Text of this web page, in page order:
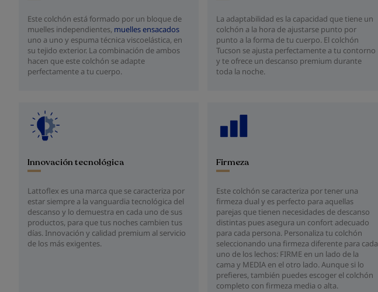
Este colchón está formado por un bloque de
muelles independientes, muelles ensacados
uno a uno y espuma técnica viscoelástica, en
su tejido exterior. La combinación de ambos
hacen que este colchón se adapte
perfectamente a tu cuerpo.
La adaptabilidad es la capacidad que tiene un
colchón a la hora de ajustarse punto por
punto a la forma de tu cuerpo. El colchón
Tucson se ajusta perfectamente a tu contorno
y te ofrece un descanso premium durante
toda la noche.
Innovación tecnológica
Lattoflex es una marca que se caracteriza por
estar siempre a la vanguardia tecnológica del
descanso y lo demuestra en cada uno de sus
productos, para que tus noches cambien tus
días. Innovación y calidad premium al servicio
de los más exigentes.
Firmeza
Este colchón se caracteriza por tener una
firmeza dual y es perfecto para aquellas
parejas que tienen necesidades de descanso
distintas pues asegura un confort adecuado
para cada persona. Personaliza tu colchón
seleccionando una firmeza diferente para cada
uno de los lechos: FIRME en un lado de la
cama y MEDIA en el otro lado. Aunque si lo
prefieres, también puedes escoger el colchón
completo con firmeza media o alta.